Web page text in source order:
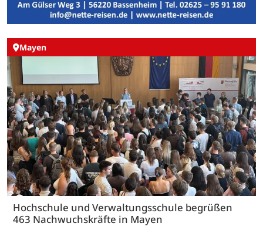
Mayen
Hochschule und Verwaltungsschule begrüßen
463 Nachwuchskräfte in Mayen